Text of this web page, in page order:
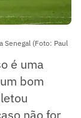
Senegal (Foto: Paul
é uma
bom